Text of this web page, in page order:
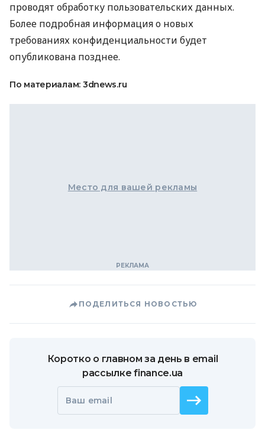
проводят обработку пользовательских данных.
Более подробная информация о новых
требованиях конфиденциальности будет
опубликована позднее.
По материалам: 3dnews.ru
Место для вашей рекламы
ПОДЕЛИТЬСЯ НОВОСТЬЮ
Коротко о главном за день в email
рассылке finance.ua
Ваш email